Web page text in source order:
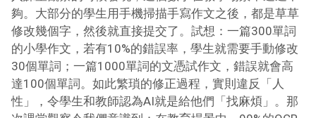
夠。大部分的學生用手機掃描手寫作文之後，都是草草
修改幾個字，然後就直接提交了。試想：一篇300單詞
的小學作文，若有10%的錯誤率，學生就需要手動修改
30個單詞；一篇1000單詞的文憑試作文，錯誤就會高
達100個單詞。如此繁瑣的修正過程，實則違反「人
性」，令學生和教師認為AI就是給他們「找麻煩」。 那